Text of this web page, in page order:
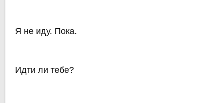
Я не иду. Пока.
Идти ли тебе?